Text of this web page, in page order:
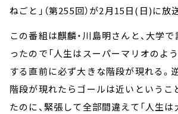
ねごと」（第255回）が2月15日(日)に放
この番組は麒麟・川島明さんと、大学
ったので「人生はスーパーマリオのよ
する直前に必ず大きな階段が現れる。
階段が現れたらゴールは近いというこ
たのに、緊張して全部間違えて「人生